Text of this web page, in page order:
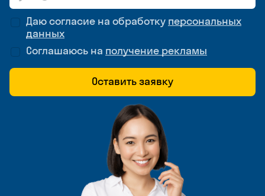
Даю согласие на обработку персональных
данных
Соглашаюсь на получение рекламы
Оставить заявку